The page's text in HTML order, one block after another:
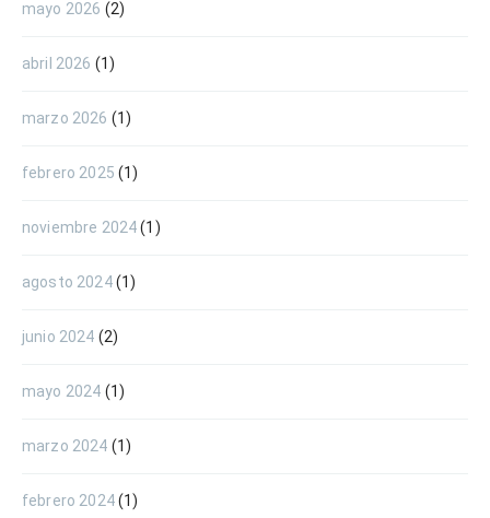
mayo 2026 (2)
abril 2026 (1)
marzo 2026 (1)
febrero 2025 (1)
noviembre 2024(1)
agosto 2024(1)
junio 2024 (2)
mayo 2024 (1)
marzo 2024 (1)
febrero 2024(1)